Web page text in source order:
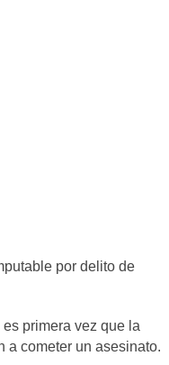
por delito de
primera vez que la
a cometer un asesinato.